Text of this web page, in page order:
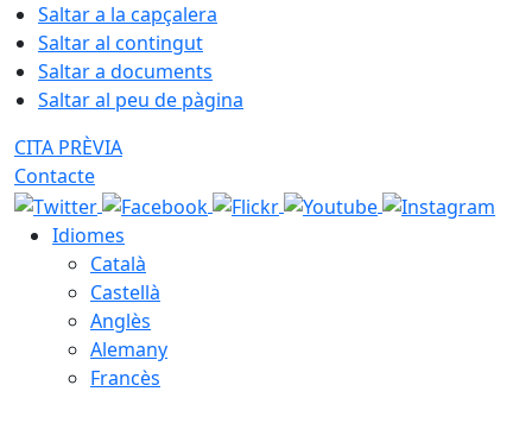
Saltar a la capçalera
Saltar al contingut
Saltar a documents
Saltar al peu de pàgina
CITA PRÈVIA
Contacte
Idiomes
Català
Castellà
Anglès
Alemany
Francès